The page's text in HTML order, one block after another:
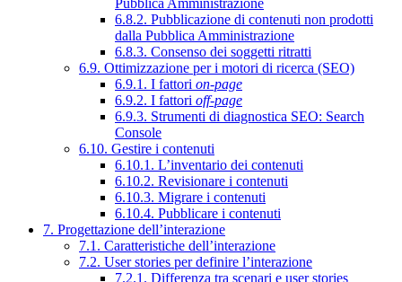
Pubblica Amministrazione
6.8.2. Pubblicazione di contenuti non prodotti
dalla Pubblica Amministrazione
6.8.3. Consenso dei soggetti ritratti
6.9. Ottimizzazione per i motori di ricerca (SEO)
6.9.1. I fattori on-page
6.9.2. I fattori off-page
6.9.3. Strumenti di diagnostica SEO: Search
Console
6.10. Gestire i contenuti
6.10.1. L’inventario dei contenuti
6.10.2. Revisionare i contenuti
6.10.3. Migrare i contenuti
6.10.4. Pubblicare i contenuti
7. Progettazione dell’interazione
7.1. Caratteristiche dell’interazione
7.2. User stories per definire l’interazione
7.2.1. Differenza tra scenari e user stories